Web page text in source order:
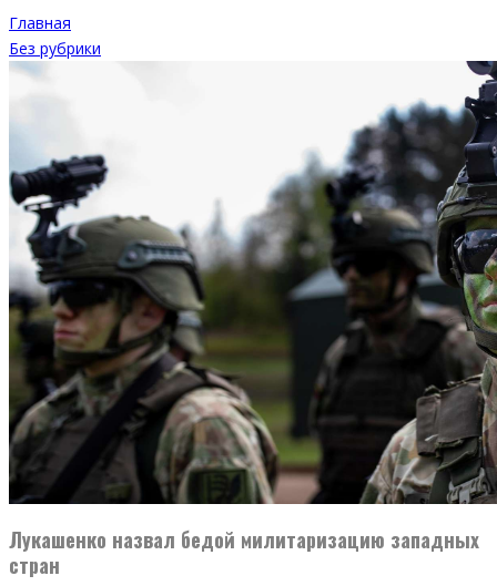
Главная
Без рубрики
Лукашенко назвал бедой милитаризацию западных
стран